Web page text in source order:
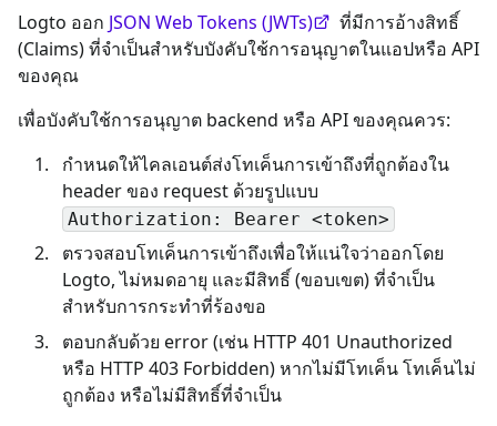
Logto ออก JSON Web Tokens (JWTs)
ที่มีการอ้างสิทธิ์
(Claims) ที่จำเป็นสำหรับบังคับใช้การอนุญาตในแอปหรือ API
ของคุณ
เพื่อบังคับใช้การอนุญาต backend หรือ API ของคุณควร:
กำหนดให้ไคลเอนต์ส่งโทเค็นการเข้าถึงที่ถูกต้องใน
header ของ request ด้วยรูปแบบ
Authorization: Bearer <token>
ตรวจสอบโทเค็นการเข้าถึงเพื่อให้แน่ใจว่าออกโดย
Logto, ไม่หมดอายุ และมีสิทธิ์ (ขอบเขต) ที่จำเป็น
สำหรับการกระทำที่ร้องขอ
ตอบกลับด้วย error (เช่น HTTP 401 Unauthorized
หรือ HTTP 403 Forbidden) หากไม่มีโทเค็น โทเค็นไม่
ถูกต้อง หรือไม่มีสิทธิ์ที่จำเป็น